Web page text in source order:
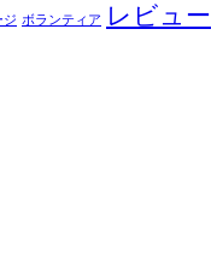
ジ ボランティア レビュー